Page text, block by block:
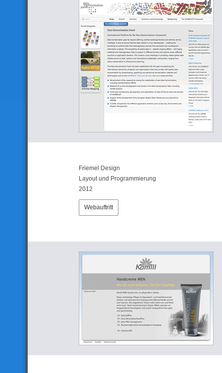
Friemel Design
Layout und Programmierung
2012
Webauftritt